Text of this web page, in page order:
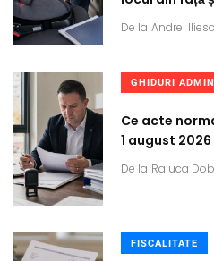
De la Andrei
GHIDURI
Ce acte
1 august 2026
De la Raluca
FISCALITATE